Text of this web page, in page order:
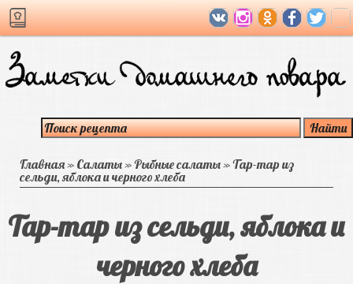
Главная» Салаты»Рыбные салаты»Тар-тар из
сельди, яблока и черного хлеба
Тар-тар из сельди, яблока и
черного хлеба